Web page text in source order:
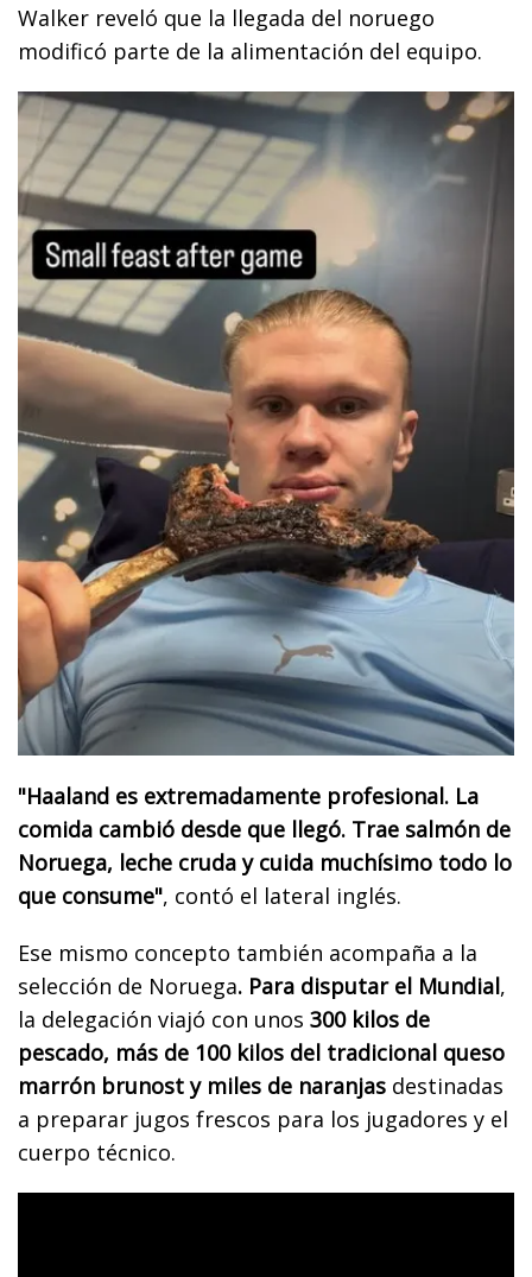
Walker reveló que la llegada del noruego
modificó parte de la alimentación del equipo.
"Haaland es extremadamente profesional. La
comida cambió desde que llegó. Trae salmón de
Noruega, leche cruda y cuida muchísimo todo lo
que consume", contó el lateral inglés.
Ese mismo concepto también acompaña a la
selección de Noruega. Para disputar el Mundial,
la delegación viajó con unos 300 kilos de
pescado, más de 100 kilos del tradicional queso
marrón brunost y miles de naranjas destinadas
a preparar jugos frescos para los jugadores y el
cuerpo técnico.